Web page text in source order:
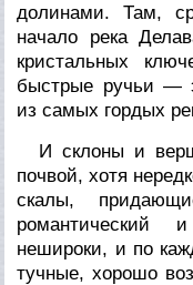
долинами. Там,
начало река
кристальных
быстрые ручьи —
из самых гордых
И склоны и
почвой, хотя
скалы,
нешироки, и по
тучные, хорошо